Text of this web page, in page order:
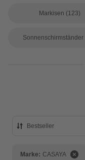
Markisen (123)
Sonnenschirmständer
Bestseller
Marke: CASAYA